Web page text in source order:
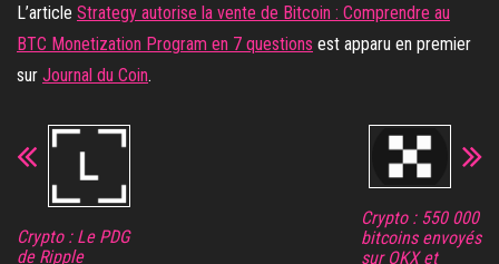
L’article Strategy autorise la vente de Bitcoin : Comprendre au
BTC Monetization Program en 7 questions est apparu en premier
sur Journal du Coin.
Crypto : Le PDG
de Ripple
Crypto : 550 000
bitcoins envoyés
sur OKX et